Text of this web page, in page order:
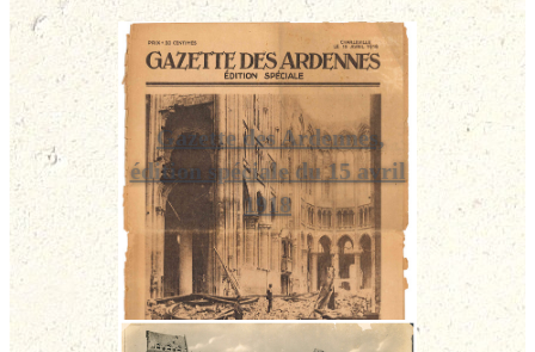
Gazette des Ardennes,
édition spéciale du 15 avril
1918